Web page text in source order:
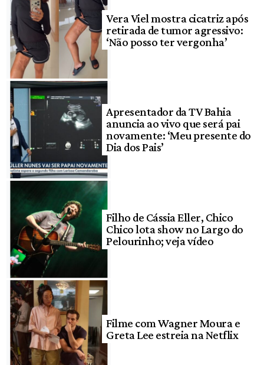
Vera Viel mostra cicatriz após
retirada de tumor agressivo:
‘Não posso ter vergonha’
Apresentador da TV Bahia
anuncia ao vivo que será pai
novamente: ‘Meu presente do
Dia dos Pais’
Filho de Cássia Eller, Chico
Chico lota show no Largo do
Pelourinho; veja vídeo
Filme com Wagner Moura e
Greta Lee estreia na Netflix